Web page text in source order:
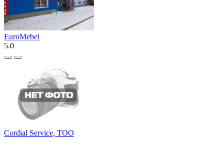
EuroMebel
5.0
Cordial Service, ТОО